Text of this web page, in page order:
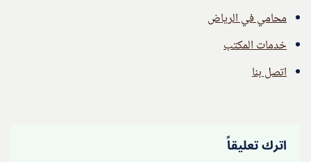
محامي في الرياض
خدمات المكتب
اتصل بنا
اترك تعليقاً